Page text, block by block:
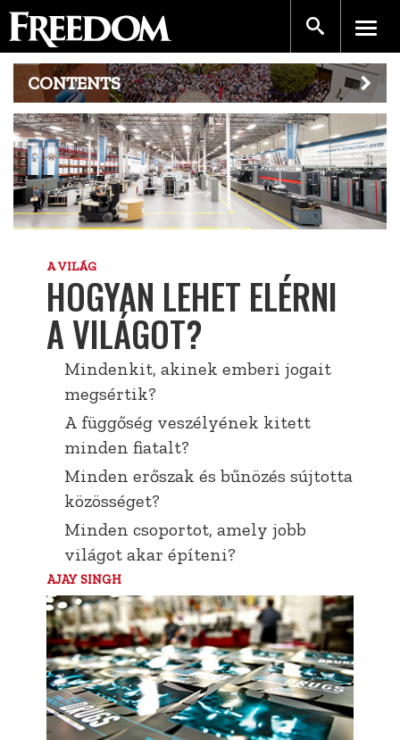
CONTENTS
A VILÁG
HOGYAN LEHET ELÉRNI
A VILÁGOT?
Mindenkit, akinek emberi jogait
megsértik?
A függőség veszélyének kitett
minden fiatalt?
Minden erőszak és bűnözés sújtotta
közösséget?
Minden csoportot, amely jobb
világot akar építeni?
AJAY SINGH